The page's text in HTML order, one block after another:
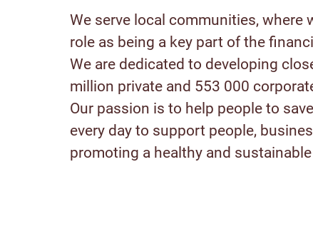
We serve local communities, where
role as being a key part of the
We are dedicated to developing
million private and 553 000
Our passion is to help people to
every day to support people,
promoting a healthy and